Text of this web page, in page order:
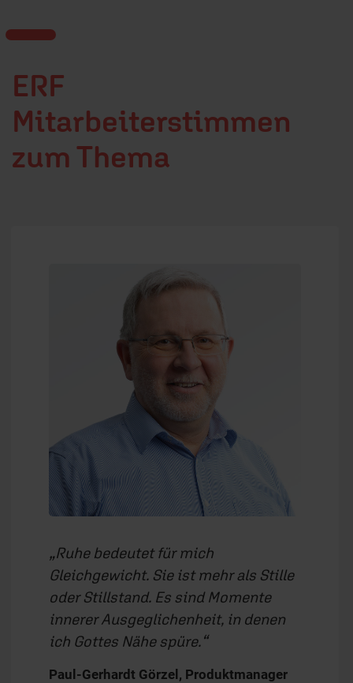
ERF
Mitarbeiterstimmen
zum Thema
Ruhe bedeutet für mich
Gleichgewicht. Sie ist mehr als Stille
oder Stillstand. Es sind Momente
innerer Ausgeglichenheit, in denen
ich Gottes Nähe spüre.
Paul-Gerhardt Görzel, Produktmanager